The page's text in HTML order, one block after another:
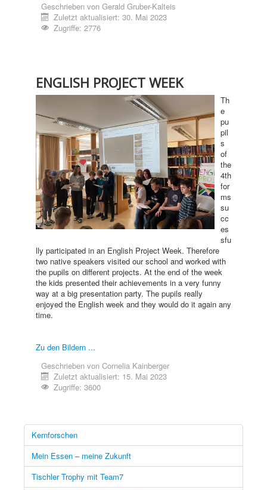
Geschrieben von Gerald Gruber-Kalteis
Zuletzt aktualisiert: 30. Mai 2023
Zugriffe: 2776
ENGLISH PROJECT WEEK
Th
e
pu
pil
s
of
the
4th
for
ms
su
cc
es
sfu
lly participated in an English Project Week. Therefore
two native speakers visited our school and worked with
the pupils on different projects. At the end of the week
the kids presented their achievements in a very funny
way at a big presentation party. The pupils really
enjoyed the English week and they would do it again any
time.
Zu den Bildern ...
Geschrieben von Cornelia Kainberger
Zuletzt aktualisiert: 15. Mai 2023
Zugriffe: 3600
Kernforschen
Mein Essen – meine Zukunft
Tischler Trophy mit Team7